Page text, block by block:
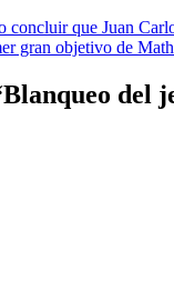
concluir que Juan
gran objetivo de
del